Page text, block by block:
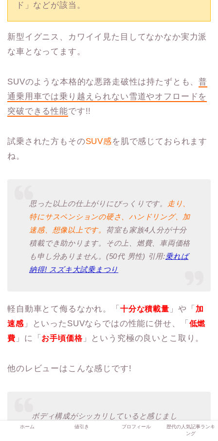
ド」などが該当。
新型イグニス、カワイイ見た目してなかなか実力派
な車となってます。
SUVのような本格的な悪路走破性は持たずとも、普
通乗用車では乗り越えられない雪道やオフロードを
突破できる性能です!!
試乗された方もそのSUV感を肌で感じておられます
ね。
思った以上の仕上がりにびっくりです。
走り、
特にサスペンションの硬さ、ハンドリング、加
速感、想像以上です。 荷室も家族4人分が十分
積載でき助かります。その上、燃費、車両価格
も申し分ありません。(50代 男性) 引用:乗れば
納得! スズキ大試乗まつり
軽自動車とて侮るなかれ。「 十分な積載量 」や「 加
速感」といったSUVならではの性能に併せ、「 低燃
費 」に「 お手頃価格」という究極の良いとこ取り。
他のレビューはこんな感じです!
ボディ構成がシッカリしていると感じまし
た。また、
硬めのサスペンションとマッチング
ホーム 値引き プロフィール
歴代の人気記事ランキ
ング